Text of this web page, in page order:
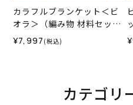
カラフルブランケット＜ビ
オラ＞（編み物 材料セッ
ト）
¥7,997 (税込)
カテゴリ